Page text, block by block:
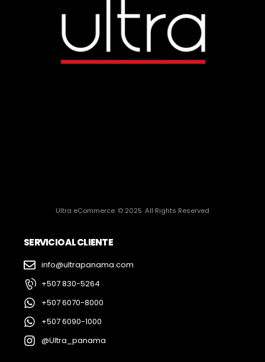
Ultra eCommerce. © 2025. All Rights Reserved
SERVICIO AL CLIENTE
info@ultrapanama.com
+507 830-5264
+507 6070-8000
+507 6090-1000
@Ultra_panama